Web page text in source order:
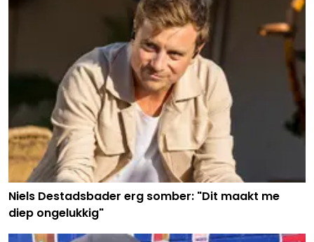
Niels Destadsbader erg somber: "Dit maakt me
diep ongelukkig"